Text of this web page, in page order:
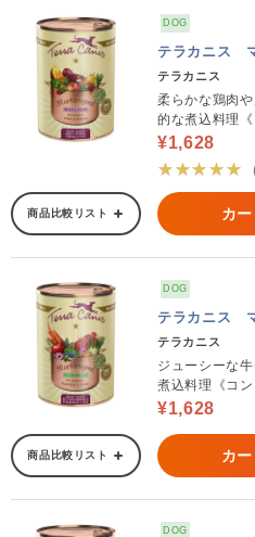
DOG
テラカニス
テラカニス
柔らかな鶏肉
的な煮込料理《
¥1,628
★★★★★
商品比較リスト カ
DOG
テラカニス
テラカニス
ジューシーな
煮込料理《コン
¥1,628
商品比較リスト カ
DOG